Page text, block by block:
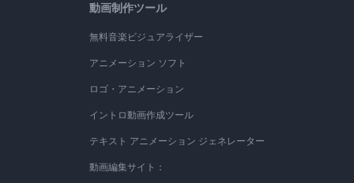
動画制作ツール
無料音楽ビジュアライザー
アニメーション ソフト
ロゴ・アニメーション
イントロ動画作成ツール
テキスト アニメーション ジェネレーター
動画編集サイト：